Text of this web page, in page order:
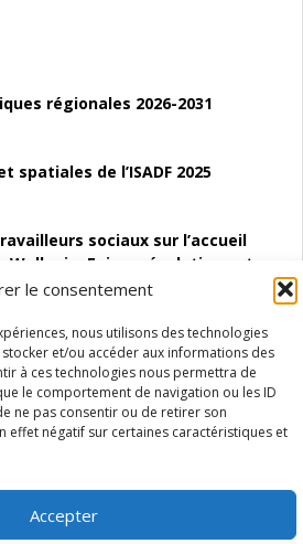
le consentement
nous utilisons des technologies
et/ou accéder aux informations des
à ces technologies nous permettra de
le comportement de navigation ou les ID
ne pas consentir ou de retirer son
effet négatif sur certaines caractéristiques et
Accepter
régionales 2026-2031
spatiales de l’ISADF 2025
sociaux sur l’accueil
Wallonie. Enjeux, évolutions et
Structures
d’emploi (SAACE)
:quels indicateurs